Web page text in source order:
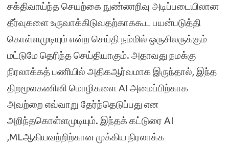
சக்திவாய்ந்த செயற்கை நுண்ணறிவு அடிப்படையிலான
தீர்வுகளை உருவாக்கிடுவதற்காககூட பயன்படுத்தி
கொள்ளமுடியும் என்ற செய்தி நம்மில் ஒருசிலருக்கும்
மட்டுமே தெரிந்த செய்தியாகும். அதாவது நமக்கு
நிரலாக்கத் பணியில் அதிகஆர்வமாக இருந்தால், இந்த
திறமூலகணினி மொழிகளை AI அமைப்பிற்காக
அவற்றை எவ்வாறு தேர்ந்தெடுப்பது என
அறிந்தகொள்ளமுடியும். இந்தக் கட்டுரை AI
,MLஆகியவற்றிற்கான முக்கிய நிரலாக்க